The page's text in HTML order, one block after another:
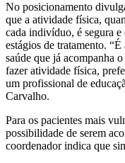
No posicionamento
que a atividade física,
cada indivíduo, é segura e
estágios de tratamento.
saúde que já acompanha
fazer atividade física,
um profissional de
Carvalho.
Para os pacientes mais
possibilidade de serem
coordenador indica que